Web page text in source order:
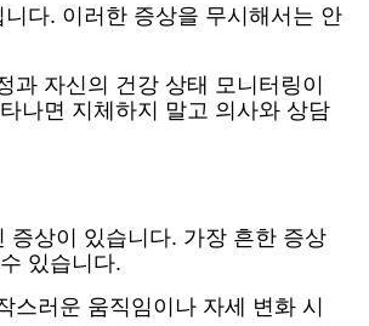
다. 이러한 증상을 무시해서는 안
자신의 건강 상태 모니터링이
나면 지체하지 말고 의사와 상담
증상이 있습니다. 가장 흔한 증상
있습니다.
러운 움직임이나 자세 변화 시